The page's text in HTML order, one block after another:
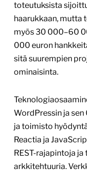
toteutuksista
haarukkaan, mutta
myös 30 000–60
000 euron
sitä suurempien
ominaisinta.
WordPressin ja
ja toimisto
Reactia ja
REST-rajapintoja
arkkitehtuuria.